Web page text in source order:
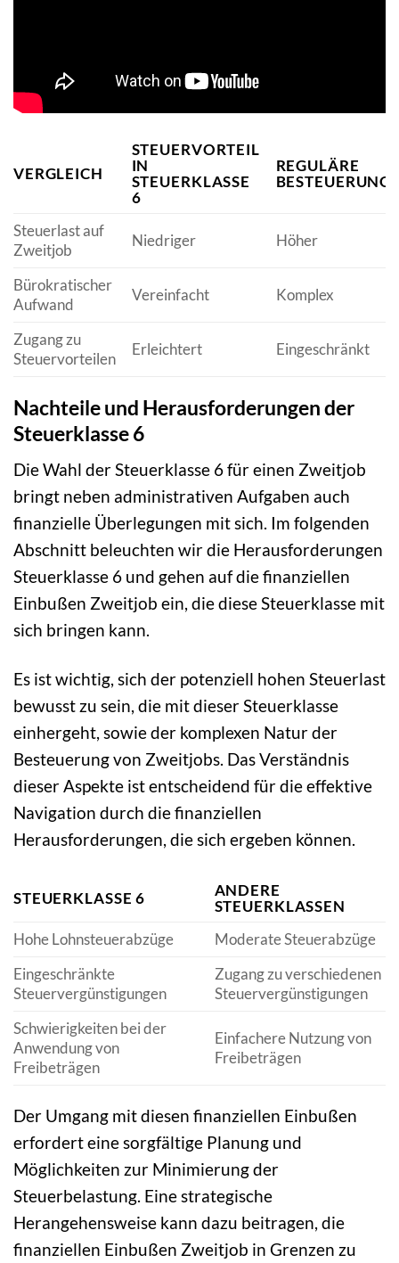
VERGLEICH
STEUERVORTEIL
IN
STEUERKLASSE
6
REGULÄRE
BESTEUERUNG
Steuerlast auf
Zweitjob
Niedriger Höher
Bürokratischer
Aufwand
Vereinfacht Komplex
Zugang zu
Steuervorteilen
Erleichtert Eingeschränkt
Nachteile und Herausforderungen der
Steuerklasse 6
Die Wahl der Steuerklasse 6 für einen Zweitjob
bringt neben administrativen Aufgaben auch
finanzielle Überlegungen mit sich. Im folgenden
Abschnitt beleuchten wir die Herausforderungen
Steuerklasse 6 und gehen auf die finanziellen
Einbußen Zweitjob ein, die diese Steuerklasse mit
sich bringen kann.
Es ist wichtig, sich der potenziell hohen Steuerlast
bewusst zu sein, die mit dieser Steuerklasse
einhergeht, sowie der komplexen Natur der
Besteuerung von Zweitjobs. Das Verständnis
dieser Aspekte ist entscheidend für die effektive
Navigation durch die finanziellen
Herausforderungen, die sich ergeben können.
STEUERKLASSE 6
ANDERE
STEUERKLASSEN
Hohe Lohnsteuerabzüge
Moderate Steuerabzüge
Eingeschränkte
Steuervergünstigungen
Zugang zu verschiedenen
Steuervergünstigungen
Schwierigkeiten bei der
Anwendung von
Freibeträgen
Einfachere Nutzung von
Freibeträgen
Der Umgang mit diesen finanziellen Einbußen
erfordert eine sorgfältige Planung und
Möglichkeiten zur Minimierung der
Steuerbelastung. Eine strategische
Herangehensweise kann dazu beitragen, die
finanziellen Einbußen Zweitjob in Grenzen zu